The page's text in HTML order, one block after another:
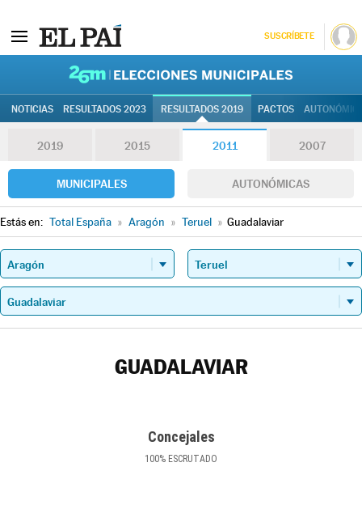
SUSCRÍBETE
NOTICIAS RESULTADOS 2023 RESULTADOS 2019 PACTOS
2019 2015 2011 2007
MUNICIPALES AUTONÓMICAS
Estás en: Total España » Aragón » Teruel » Guadalaviar
GUADALAVIAR
Concejales
100% ESCRUTADO